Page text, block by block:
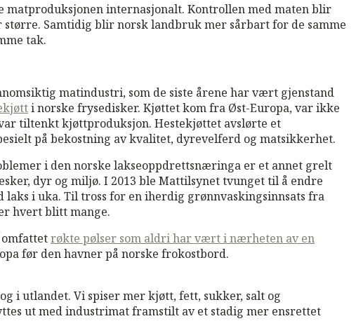
internasjonalt. Kontrollen med maten blir
Samtidig blir norsk landbruk mer sårbart for de samme
tak.
matindustri, som de siste årene har vært gjenstand
i norske frysedisker. Kjøttet kom fra Øst-Europa, var ikke
tiltenkt kjøttproduksjon. Hestekjøttet avslørte et
på bekostning av kvalitet, dyrevelferd og matsikkerhet.
i den norske lakseoppdrettsnæringa er et annet grelt
dyr og miljø. I 2013 ble Mattilsynet tvunget til å endre
i uka. Til tross for en iherdig grønnvaskingsinnsats fra
hvert blitt mange.
røkte pølser som aldri har vært i nærheten av en
før den havner på norske frokostbord.
i utlandet. Vi spiser mer kjøtt, fett, sukker, salt og
ut med industrimat framstilt av et stadig mer ensrettet